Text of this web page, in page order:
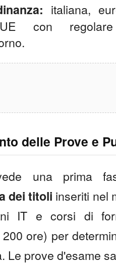
italiana,
UE con
delle Prove e
una prima
dei titoli inseriti nel
IT e corsi di
ore) per
Le prove d'esame